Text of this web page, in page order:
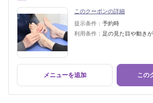
このクーポンの詳細
提示条件： 予約時
利用条件： 足の見た目や動き
メニューを追加 この